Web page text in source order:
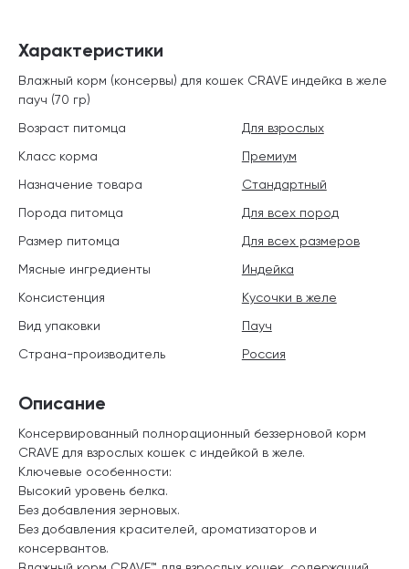
Описание
Консервированный полнорационный беззерновой корм
CRAVE для взрослых кошек с индейкой в желе.
Ключевые особенности:
Высокий уровень белка.
Без добавления зерновых.
Без добавления красителей, ароматизаторов и
консервантов.
Характеристики
Влажный корм (консервы) для кошек CRAVE индейка в желе
пауч (70 гр)
Возраст питомца
Для взрослых
Класс корма
Премиум
Назначение товара
Стандартный
Порода питомца
Для всех пород
Размер питомца
Для всех размеров
Мясные ингредиенты
Индейка
Консистенция
Кусочки в желе
Вид упаковки
Пауч
Страна-производитель
Россия